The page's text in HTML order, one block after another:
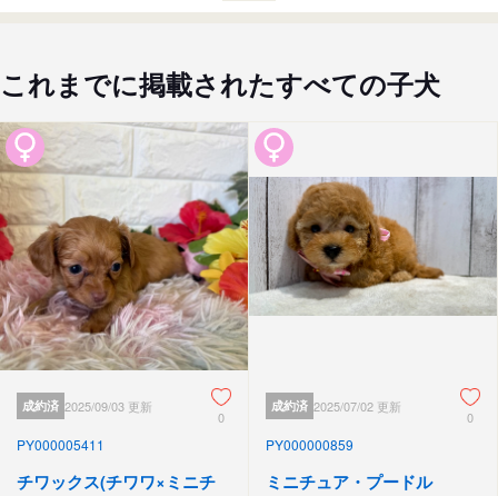
これまでに掲載されたすべての子犬
成約済 2025/09/03 更新
0
PY000005411
チワックス(チワワ×ミニチ
成約済 2025/07/02 更新
0
PY000000859
ミニチュア・プードル